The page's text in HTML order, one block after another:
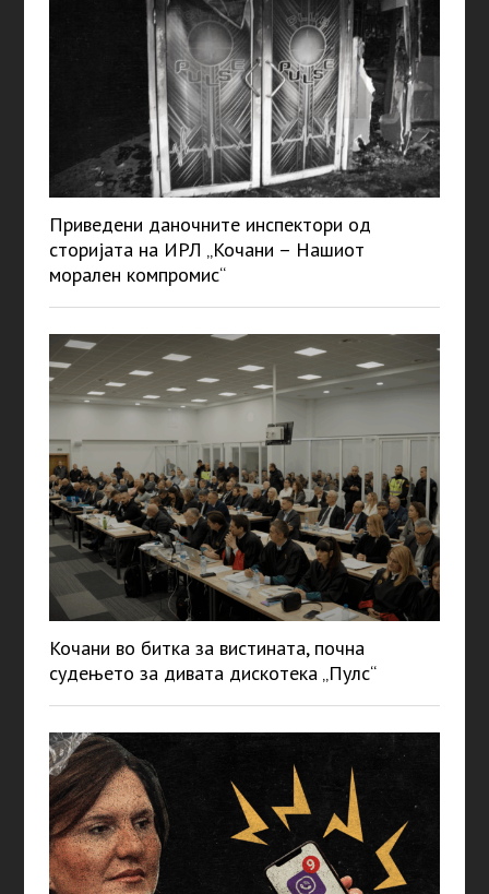
Приведени даночните инспектори од
сторијата на ИРЛ „Кочани – Нашиот
морален компромис“
Кочани во битка за вистината, почна
судењето за дивата дискотека „Пулс“